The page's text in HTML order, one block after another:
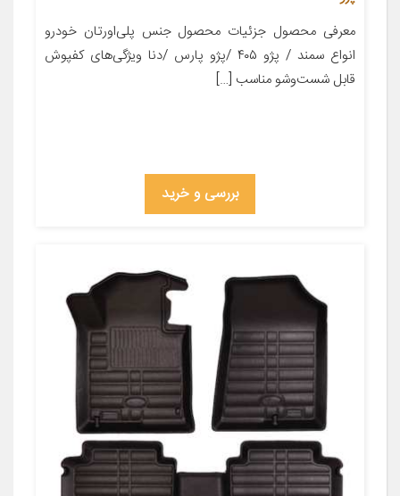
معرفی محصول جزئیات محصول جنس پلی‌اورتان خودرو
انواع سمند / پژو ۴۰۵ /پژو پارس /دنا ویژگی‌های کفپوش
قابل شست‌وشو مناسب […]
بررسی و خرید